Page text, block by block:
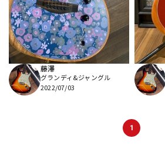
藤澤
グランディ&ジャングル
2022/07/03
1